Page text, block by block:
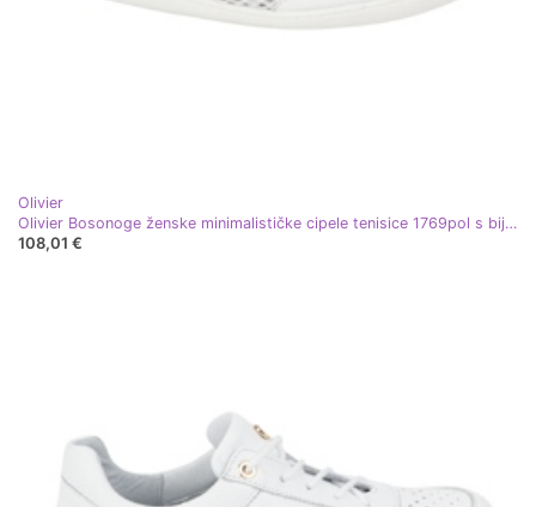
Olivier
Olivier Bosonoge ženske minimalističke cipele tenisice 1769pol s bijelom mrežom bijela
108,01 €